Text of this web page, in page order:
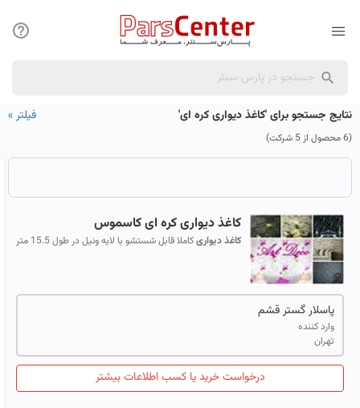
نتایج جستجو برای 'کاغذ دیواری کره ای'
(6 محصول از 5 شرکت)
فیلتر»
کاغذدیواریکره ایکاسموس
کاغذدیواری
کاملا قابل شستشو با لایه ونیل در طول 15.5 متر
پاسلار گستر قشم
وارد کننده
تهران
درخواست خرید یا کسب اطلاعات بیشتر